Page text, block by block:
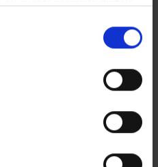
consenso in qualsiasi
sui cookie o facendo clic
sulla tua posizione
di qualche